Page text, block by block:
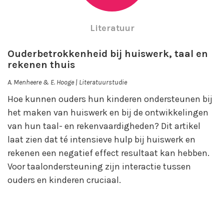
Literatuur
Ouderbetrokkenheid bij huiswerk, taal en
rekenen thuis
A. Menheere & E. Hooge | Literatuurstudie
Hoe kunnen ouders hun kinderen ondersteunen bij
het maken van huiswerk en bij de ontwikkelingen
van hun taal- en rekenvaardigheden? Dit artikel
laat zien dat té intensieve hulp bij huiswerk en
rekenen een negatief effect resultaat kan hebben.
Voor taalondersteuning zijn interactie tussen
ouders en kinderen cruciaal.